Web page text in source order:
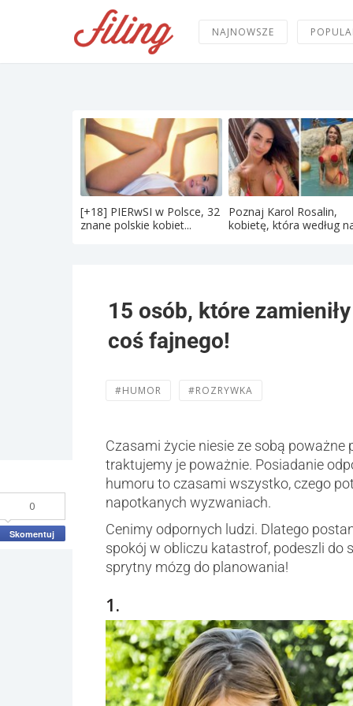
NAJNOWSZE
[+18] PIERwSI w Polsce, 32
znane polskie kobiet...
Poznaj Karol Rosalin,
kobietę, która według
15 osób, które
coś fajnego!
#HUMOR #ROZRYWKA
0
Skomentuj
Czasami życie niesie ze sobą
traktujemy je poważnie. Posiadanie
humoru to czasami wszystko, czego
napotkanych wyzwaniach.
Cenimy odpornych ludzi. Dlatego
spokój w obliczu katastrof, podeszli do
sprytny mózg do planowania!
1.